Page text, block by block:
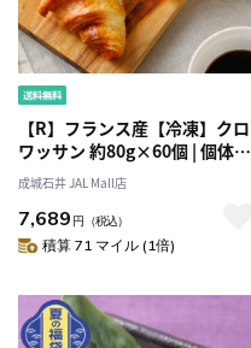
【R】フランス産【冷凍】クロ
ワッサン 約80g×60個 | 個体差
があるため数量は目安です
成城石井 JAL Mall店
7,689 円 （税込）
積算 71 マイル (1倍)